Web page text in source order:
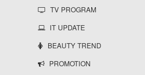
TV PROGRAM
IT UPDATE
BEAUTY TREND
PROMOTION